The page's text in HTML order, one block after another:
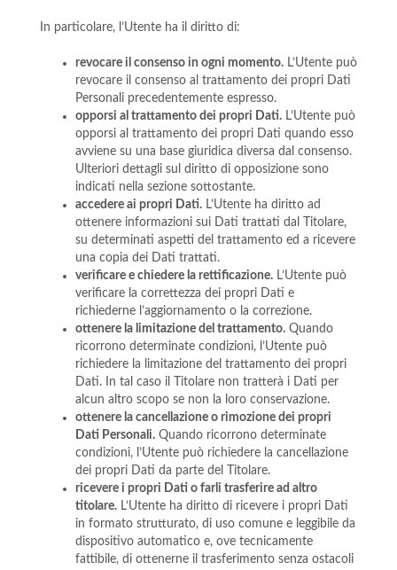
In particolare, l’Utente ha il diritto di:
revocare il consenso in ogni momento.L’Utente può
revocare il consenso al trattamento dei propri Dati
Personali precedentemente espresso.
opporsi al trattamento dei propri Dati.L’Utente può
opporsi al trattamento dei propri Dati quando esso
avviene su una base giuridica diversa dal consenso.
Ulteriori dettagli sul diritto di opposizione sono
indicati nella sezione sottostante.
accedere ai propri Dati.L’Utente ha diritto ad
ottenere informazioni sui Dati trattati dal Titolare,
su determinati aspetti del trattamento ed a ricevere
una copia dei Dati trattati.
verificare e chiedere la rettificazione.L’Utente può
verificare la correttezza dei propri Dati e
richiederne l’aggiornamento o la correzione.
ottenere la limitazione del trattamento.Quando
ricorrono determinate condizioni, l’Utente può
richiedere la limitazione del trattamento dei propri
Dati. In tal caso il Titolare non tratterà i Dati per
alcun altro scopo se non la loro conservazione.
ottenere la cancellazione o rimozione dei propri
Dati Personali.Quando ricorrono determinate
condizioni, l’Utente può richiedere la cancellazione
dei propri Dati da parte del Titolare.
ricevere i propri Dati o farli trasferire ad altro
titolare.L’Utente ha diritto di ricevere i propri Dati
in formato strutturato, di uso comune e leggibile da
dispositivo automatico e, ove tecnicamente
fattibile, di ottenerne il trasferimento senza ostacoli